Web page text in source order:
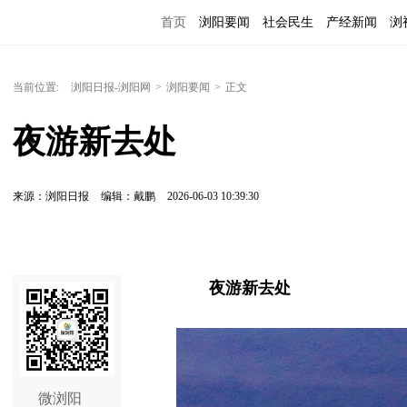
首页 浏阳要闻 社会民生 产经新闻 浏
当前位置: 浏阳日报-浏阳网 > 浏阳要闻 > 正文
夜游新去处
来源：浏阳日报 编辑：戴鹏 2026-06-03 10:39:30
微浏阳
夜游新去处